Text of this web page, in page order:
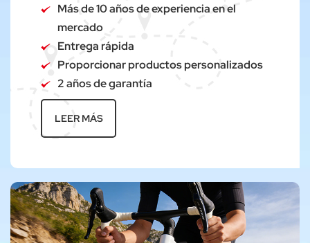
Más de 10 años de experiencia en el
mercado
Entrega rápida
Proporcionar productos personalizados
2 años de garantía
LEER MÁS